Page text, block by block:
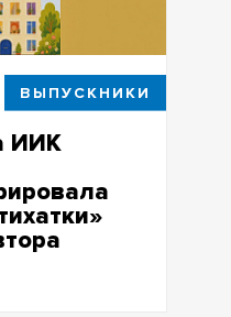
ВЫПУСКНИКИ
ИИК